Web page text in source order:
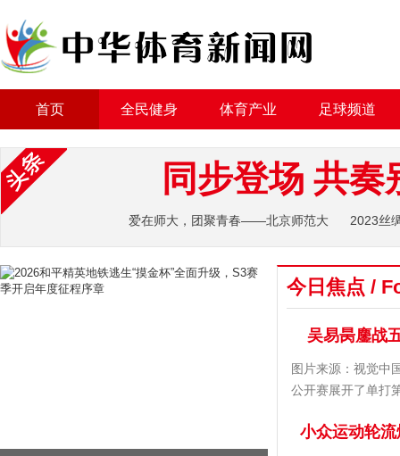
首页 全民健身 体育产业 足球频道
同步登场 共
爱在师大，团聚青春——北京师范大
学迎来开
2023丝
卫站
今日焦点 /
吴易昺鏖战
图片来源：视觉中
公开赛展开了单打
小众运动轮